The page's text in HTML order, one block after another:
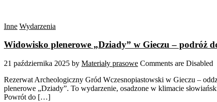
Inne Wydarzenia
Widowisko plenerowe „Dziady” w Gieczu – podróż
21 października 2025 by Materiały prasowe Comments are Disabled
Rezerwat Archeologiczny Gród Wczesnopiastowski w Gieczu –
plenerowe „Dziady”. To wydarzenie, osadzone w klimacie
Powrót do […]